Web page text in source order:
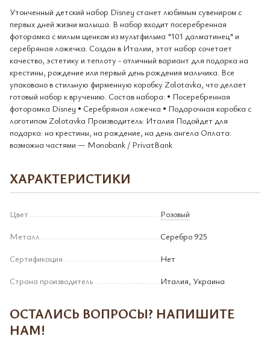
Утонченный детский набор Disney станет любимым сувениром с
первых дней жизни малыша. В набор входит посеребренная
фоторамка с милым щенком из мультфильма "101 далматинец" и
серебряная ложечка. Создан в Италии, этот набор сочетает
качество, эстетику и теплоту - отличный вариант для подарка на
крестины, рождение или первый день рождения мальчика. Все
упаковано в стильную фирменную коробку Zolotavka, что делает
готовый набор к вручению. Состав набора: • Посеребренная
фоторамка Disney • Серебряная ложечка • Подарочная коробка с
логотипом Zolotavka Производитель: Италия Подойдет для
подарка: на крестины, на рождение, на день ангела Оплата:
возможна частями — Monobank / PrivatBank
ХАРАКТЕРИСТИКИ
Цвет
Розовый
Металл
Серебро 925
Сертификация
Нет
Страна производитель
Италия, Украина
ОСТАЛИСЬ ВОПРОСЫ? НАПИШИТЕ
НАМ!